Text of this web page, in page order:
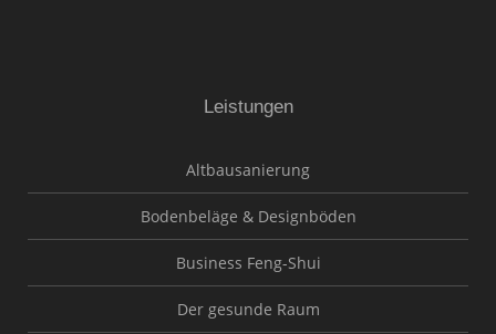
Leistungen
Altbausanierung
Bodenbeläge & Designböden
Business Feng-Shui
Der gesunde Raum